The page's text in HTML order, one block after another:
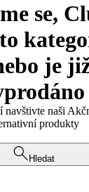
se,
je
navštivte naši
produkty
Hledat